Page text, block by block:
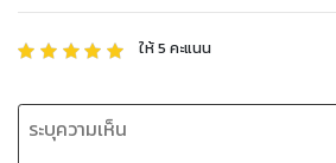
ให้5 คะแนน